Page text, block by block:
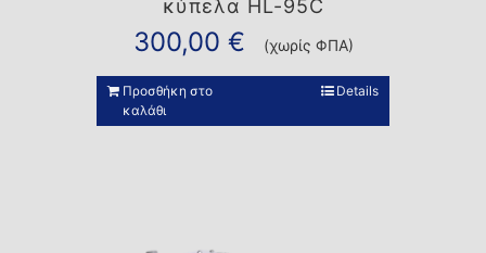
κύπελα HL-95C
300,00 € (χωρίς ΦΠΑ)
Προσθήκη στο
καλάθι
Details